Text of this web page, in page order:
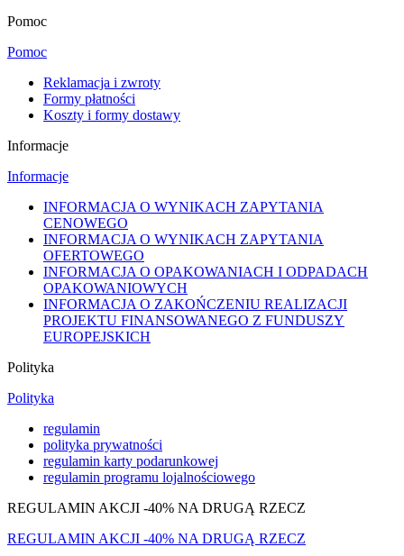
Pomoc
Pomoc
Reklamacja i zwroty
Formy płatności
Koszty i formy dostawy
Informacje
Informacje
INFORMACJA O WYNIKACH ZAPYTANIA
CENOWEGO
INFORMACJA O WYNIKACH ZAPYTANIA
OFERTOWEGO
INFORMACJA O OPAKOWANIACH I ODPADACH
OPAKOWANIOWYCH
INFORMACJA O ZAKOŃCZENIU REALIZACJI
PROJEKTU FINANSOWANEGO Z FUNDUSZY
EUROPEJSKICH
Polityka
Polityka
regulamin
polityka prywatności
regulamin karty podarunkowej
regulamin programu lojalnościowego
REGULAMIN AKCJI -40% NA DRUGĄ RZECZ
REGULAMIN AKCJI -40% NA DRUGĄ RZECZ